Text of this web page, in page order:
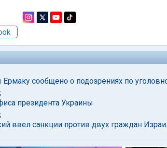
сообщено о подозрениях по
президента Украины
ввел санкции против двух граждан